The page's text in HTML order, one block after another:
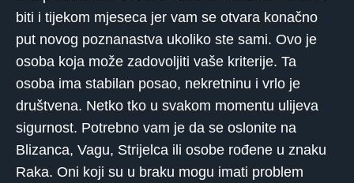
biti i tijekom mjeseca jer vam se otvara konačno
put novog poznanastva ukoliko ste sami. Ovo je
osoba koja može zadovoljiti vaše kriterije. Ta
osoba ima stabilan posao, nekretninu i vrlo je
društvena. Netko tko u svakom momentu ulijeva
sigurnost. Potrebno vam je da se oslonite na
Blizanca, Vagu, Strijelca ili osobe rođene u znaku
Raka. Oni koji su u braku mogu imati problem